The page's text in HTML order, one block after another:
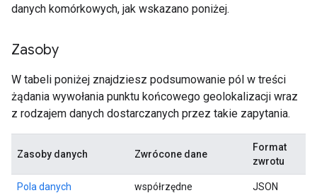
danych komórkowych, jak wskazano poniżej.
Zasoby
W tabeli poniżej znajdziesz podsumowanie pól w treści
żądania wywołania punktu końcowego geolokalizacji wraz
z rodzajem danych dostarczanych przez takie zapytania.
Zasoby danych Zwrócone dane
Format
zwrotu
Pola danych
współrzędne
JSON